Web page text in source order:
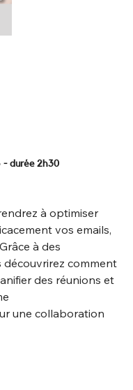
- durée 2h30
à optimiser
vos emails,
à des
comment
des réunions et
une collaboration